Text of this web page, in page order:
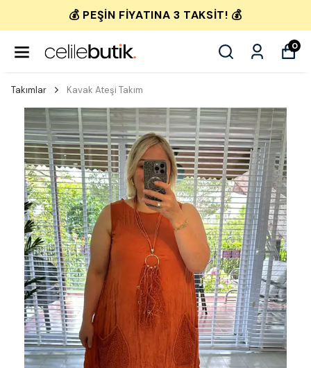
💰 PEŞIN FIYATINA 3 TAKSIT! 💰
0
Takımlar Kavak Ateşi Takım